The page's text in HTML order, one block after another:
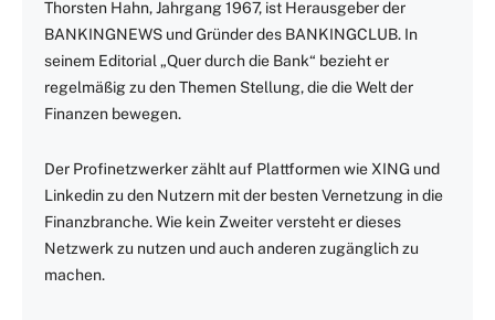
Thorsten Hahn, Jahrgang 1967, ist Herausgeber der
BANKINGNEWS und Gründer des BANKINGCLUB. In
seinem Editorial „Quer durch die Bank“ bezieht er
regelmäßig zu den Themen Stellung, die die Welt der
Finanzen bewegen.
Der Profinetzwerker zählt auf Plattformen wie XING und
Linkedin zu den Nutzern mit der besten Vernetzung in die
Finanzbranche. Wie kein Zweiter versteht er dieses
Netzwerk zu nutzen und auch anderen zugänglich zu
machen.